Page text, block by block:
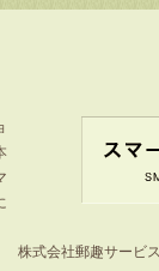
株式会社郵趣サー